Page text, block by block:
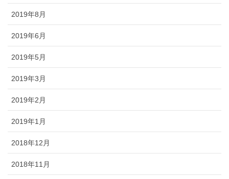
2019年8月
2019年6月
2019年5月
2019年3月
2019年2月
2019年1月
2018年12月
2018年11月